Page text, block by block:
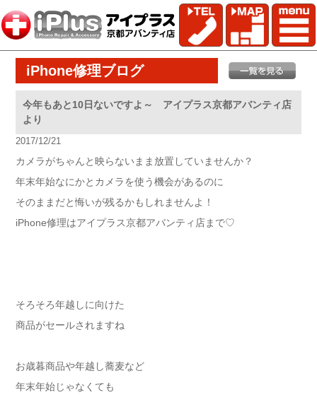
iPhone修理ブログ
今年もあと10日ないですよ～ アイプラス京都アバンティ店
より
2017/12/21
カメラがちゃんと映らないまま放置していませんか？
年末年始なにかとカメラを使う機会があるのに
そのままだと悔いが残るかもしれませんよ！
iPhone修理はアイプラス京都アバンティ店まで♡
そろそろ年越しに向けた
商品がセールされますね
お歳暮商品や年越し蕎麦など
年末年始じゃなくても